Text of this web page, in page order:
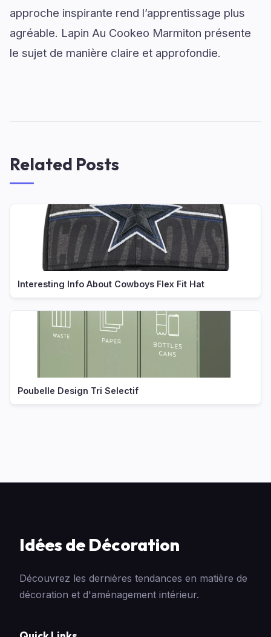
approche inspirante rend l’apprentissage plus
agréable. Lapin Au Cookeo Marmiton présente
le sujet de manière claire et approfondie.
Related Posts
Interesting Info About Cowboys Flex Fit Hat
Poubelle Design Tri Selectif
Idées de Décoration
Découvrez les dernières tendances en matière de
décoration et d'aménagement intérieur.